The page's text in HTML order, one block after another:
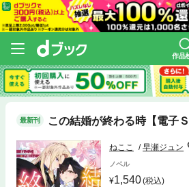
作品
最新刊 この結婚が終わる時【電子
ねここ 早瀬ジュン
ノベル
1,540(税込)